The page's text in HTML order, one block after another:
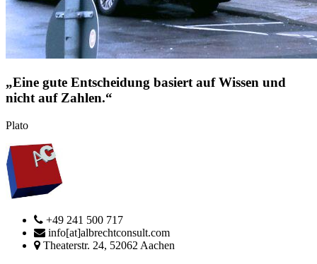
„Eine gute Entscheidung basiert auf Wissen und
nicht auf Zahlen.“
Plato
+49 241 500 717
info[at]albrechtconsult.com
Theaterstr. 24, 52062 Aachen